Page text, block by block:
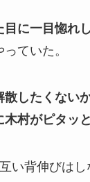
目に一目惚れ
ていた。
したくない
村がピタッ
い背伸びは